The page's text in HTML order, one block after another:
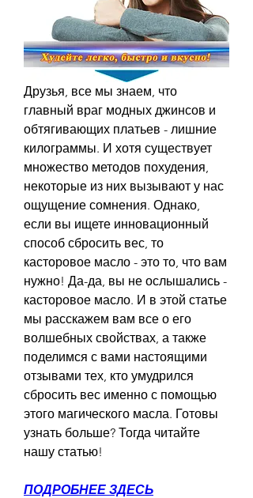
Друзья, все мы знаем, что
главный враг модных джинсов и
обтягивающих платьев - лишние
килограммы. И хотя существует
множество методов похудения,
некоторые из них вызывают у нас
ощущение сомнения. Однако,
если вы ищете инновационный
способ сбросить вес, то
касторовое масло - это то, что вам
нужно! Да-да, вы не ослышались -
касторовое масло. И в этой статье
мы расскажем вам все о его
волшебных свойствах, а также
поделимся с вами настоящими
отзывами тех, кто умудрился
сбросить вес именно с помощью
этого магического масла. Готовы
узнать больше? Тогда читайте
нашу статью!
ПОДРОБНЕЕ ЗДЕСЬ